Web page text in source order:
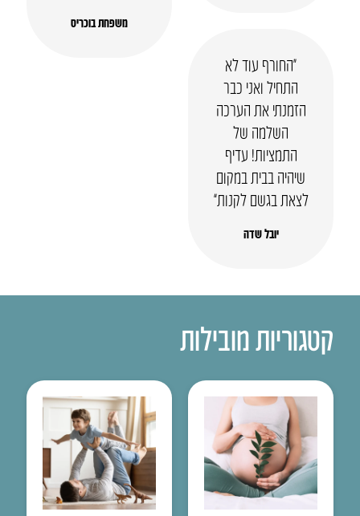
משפחת בוכריס
“החורף עוד לא
התחיל ואני כבר
הזמנתי את הערכה
השלמה של
התמציות! עדיף
שיהיה בבית במקום
לצאת בגשם לקנות”
יובל שדה
קטגוריות מובילות